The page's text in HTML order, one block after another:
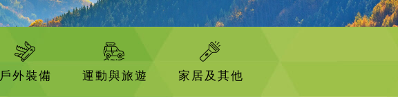
戶外裝備 運動與旅遊 家居及其他